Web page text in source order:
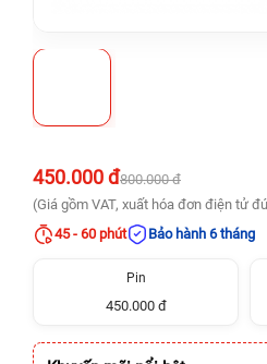
450.000 đ800.000 đ
(Giá gồm VAT, xuất hóa đơn điện tử
45 - 60 phút
Bảo hành 6 tháng
Pin
450.000 đ